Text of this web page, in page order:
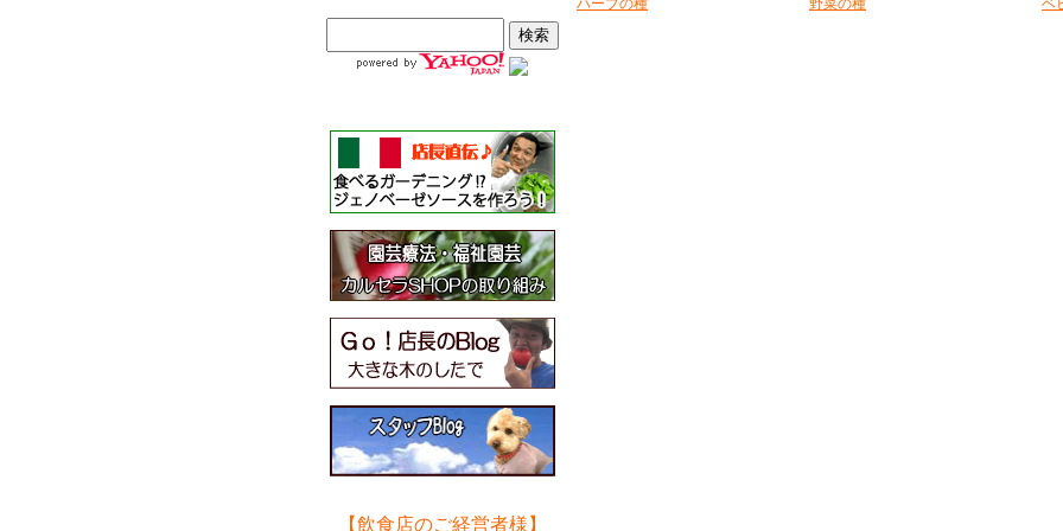
【飲食店のご経営者様】